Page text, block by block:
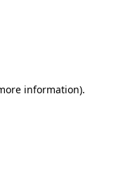
information).